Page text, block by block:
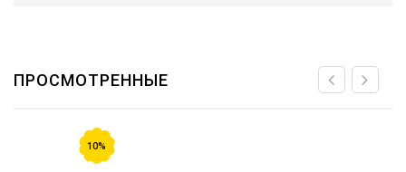
ПРОСМОТРЕННЫЕ
10%